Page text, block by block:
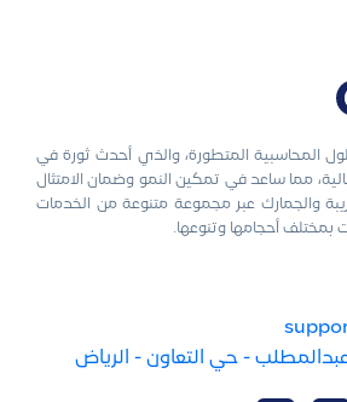
المحاسبية المتطورة، والذي أحدث ثورة في
مما ساعد في تمكين النمو وضمان الامتثال
والجمارك عبر مجموعة متنوعة من الخدمات
بمختلف أحجامها وتنوعها.
- حي التعاون - الرياض